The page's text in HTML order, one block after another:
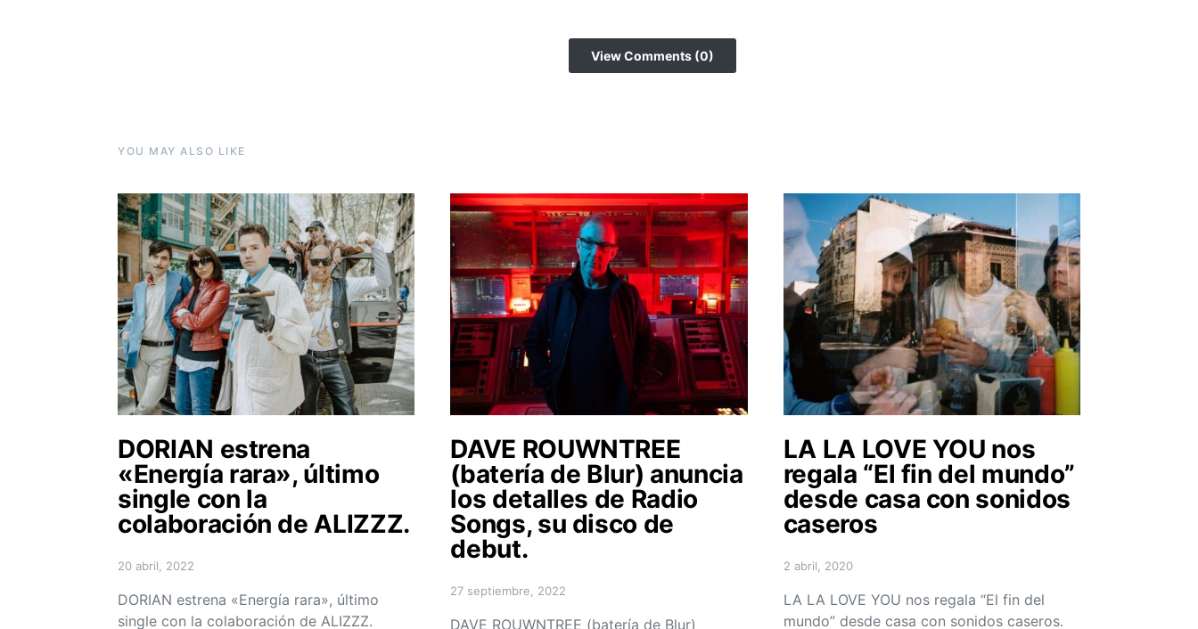
View Comments (0)
YOU MAY ALSO LIKE
DORIAN estrena
«Energía rara», último
single con la
colaboración de ALIZZZ.
Posted on
20 abril, 2022
DORIAN estrena «Energía rara», último
single con la colaboración de ALIZZZ.
DAVE ROUWNTREE
(batería de Blur) anuncia
los detalles de Radio
Songs, su disco de
debut.
Posted on
27 septiembre, 2022
DAVE ROUWNTREE (batería de Blur)
LA LA LOVE YOU nos
regala “El fin del mundo”
desde casa con sonidos
caseros
Posted on
2 abril, 2020
LA LA LOVE YOU nos regala “El fin del
mundo” desde casa con sonidos caseros.